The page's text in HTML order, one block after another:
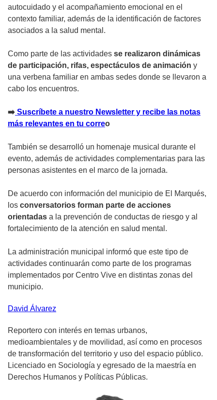
autocuidado y el acompañamiento emocional en el
contexto familiar, además de la identificación de factores
asociados a la salud mental.
Como parte de las actividades se realizaron dinámicas
de participación, rifas, espectáculos de animación y
una verbena familiar en ambas sedes donde se llevaron a
cabo los encuentros.
➡️ Suscríbete a nuestro Newsletter y recibe las notas
más relevantes en tu correo
También se desarrolló un homenaje musical durante el
evento, además de actividades complementarias para las
personas asistentes en el marco de la jornada.
De acuerdo con información del municipio de El Marqués,
los conversatorios forman parte de acciones
orientadas a la prevención de conductas de riesgo y al
fortalecimiento de la atención en salud mental.
La administración municipal informó que este tipo de
actividades continuarán como parte de los programas
implementados por Centro Vive en distintas zonas del
municipio.
David Álvarez
Reportero con interés en temas urbanos,
medioambientales y de movilidad, así como en procesos
de transformación del territorio y uso del espacio público.
Licenciado en Sociología y egresado de la maestría en
Derechos Humanos y Políticas Públicas.